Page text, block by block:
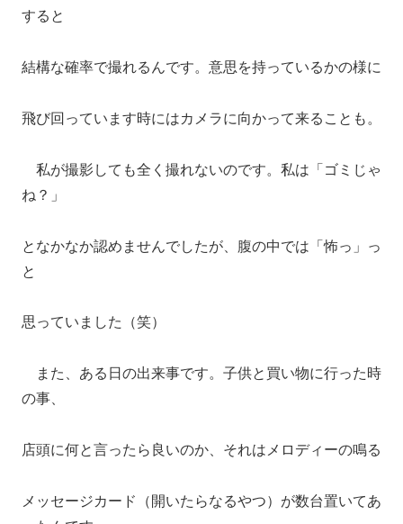
すると
結構な確率で撮れるんです。意思を持っているかの様に
飛び回っています時にはカメラに向かって来ることも。
私が撮影しても全く撮れないのです。私は「ゴミじゃ
ね？」
となかなか認めませんでしたが、腹の中では「怖っ」っ
と
思っていました（笑）
また、ある日の出来事です。子供と買い物に行った時
の事、
店頭に何と言ったら良いのか、それはメロディーの鳴る
メッセージカード（開いたらなるやつ）が数台置いてあ